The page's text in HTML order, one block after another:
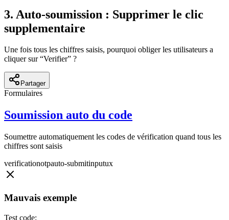
3. Auto-soumission : Supprimer le clic
supplementaire
Une fois tous les chiffres saisis, pourquoi obliger les utilisateurs a
cliquer sur “Verifier” ?
Partager
Formulaires
Soumission auto du code
Soumettre automatiquement les codes de vérification quand tous les
chiffres sont saisis
verificationotpauto-submitinputux
Mauvais exemple
Test code: